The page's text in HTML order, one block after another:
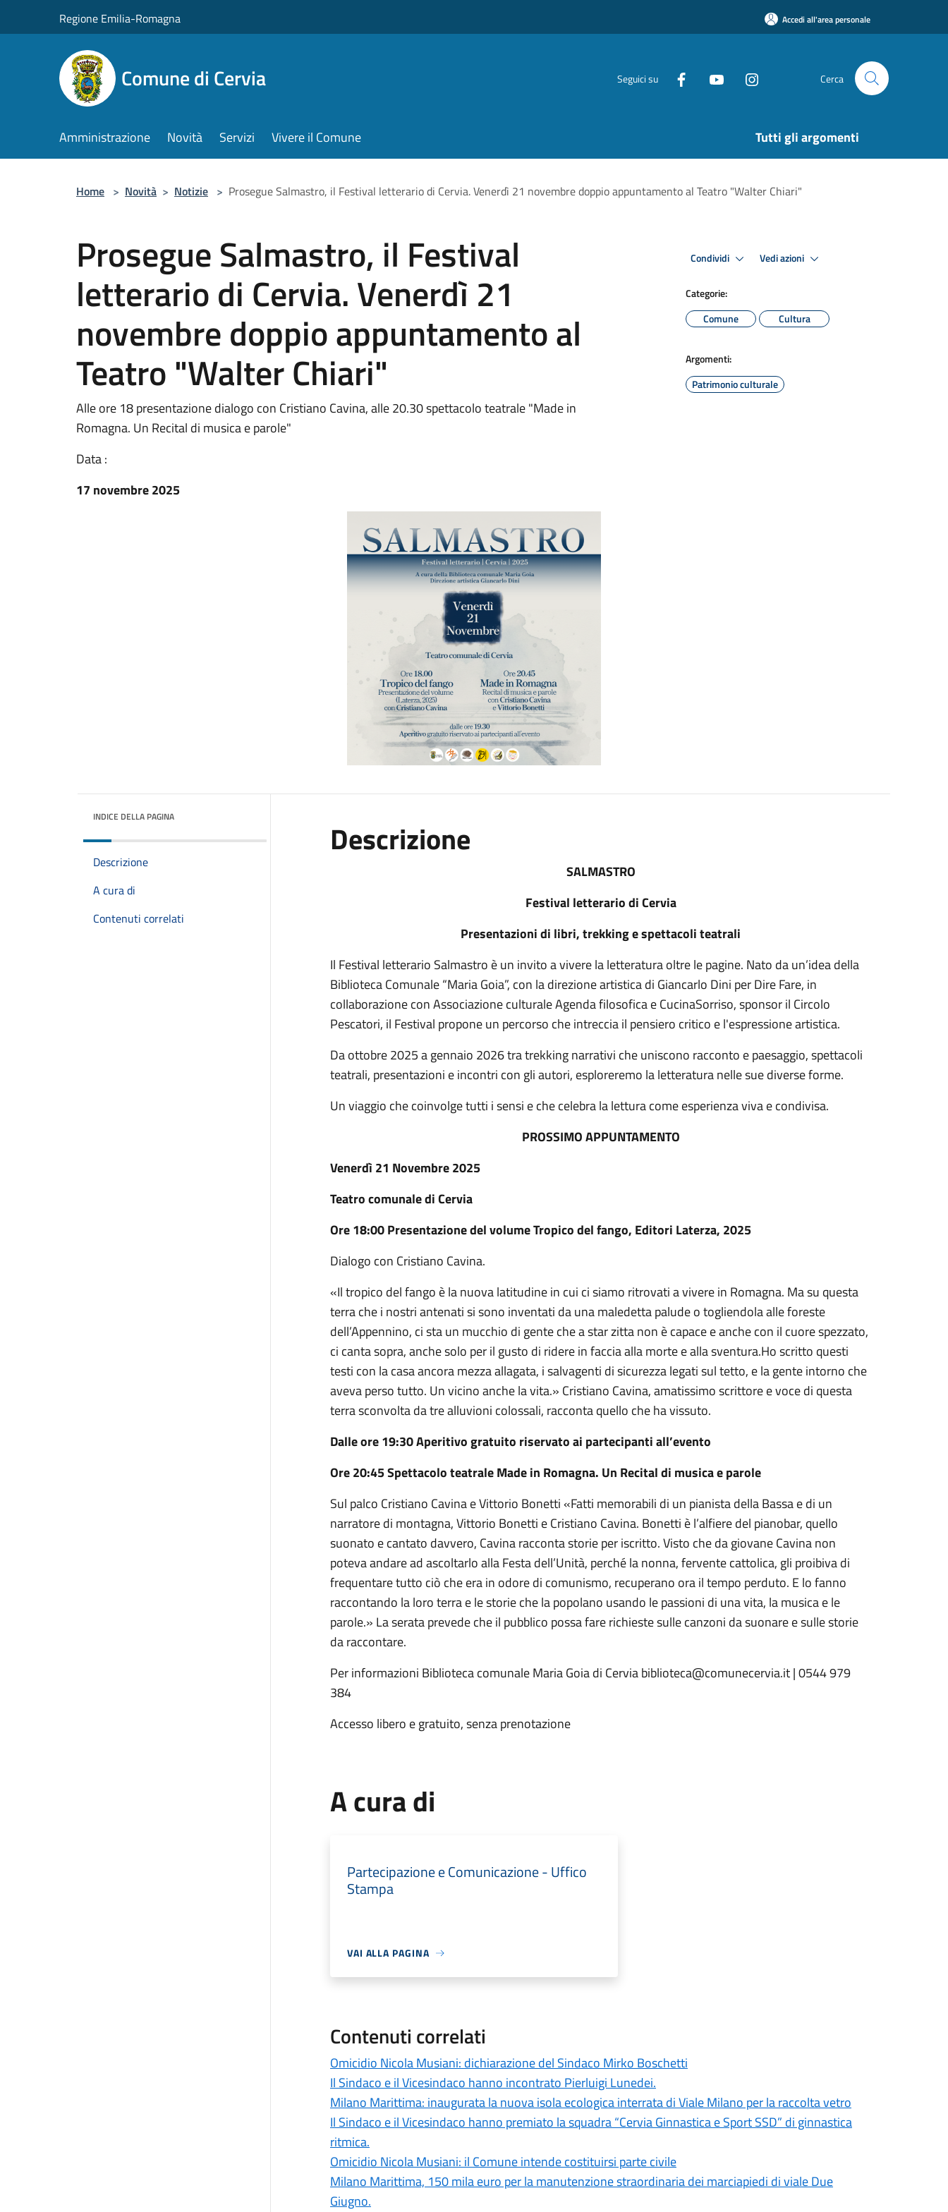
Regione Emilia-Romagna Accedi all'area personale
Comune di Cervia Seguici su Cerca
Amministrazione Novità Servizi Vivere il Comune Tutti gli argomenti
Home > Novità > Notizie > Prosegue Salmastro, il Festival letterario di Cervia. Venerdì 21 novembre doppio appuntamento al Teatro "Walter Chiari"
Prosegue Salmastro, il Festival
letterario di Cervia. Venerdì 21
novembre doppio appuntamento al
Teatro "Walter Chiari"
Alle ore 18 presentazione dialogo con Cristiano Cavina, alle 20.30 spettacolo teatrale "Made in
Romagna. Un Recital di musica e parole"
Data :
17 novembre 2025
Condividi Vedi azioni
Categorie:
Comune
Cultura
Argomenti:
Patrimonio culturale
INDICE DELLA PAGINA
Descrizione
A cura di
Contenuti correlati
Descrizione
SALMASTRO
Festival letterario di Cervia
Presentazioni di libri, trekking e spettacoli teatrali
Il Festival letterario Salmastro è un invito a vivere la letteratura oltre le pagine. Nato da un’idea della
Biblioteca Comunale “Maria Goia”, con la direzione artistica di Giancarlo Dini per Dire Fare, in
collaborazione con Associazione culturale Agenda filosofica e CucinaSorriso, sponsor il Circolo
Pescatori, il Festival propone un percorso che intreccia il pensiero critico e l'espressione artistica.
Da ottobre 2025 a gennaio 2026 tra trekking narrativi che uniscono racconto e paesaggio, spettacoli
teatrali, presentazioni e incontri con gli autori, esploreremo la letteratura nelle sue diverse forme.
Un viaggio che coinvolge tutti i sensi e che celebra la lettura come esperienza viva e condivisa.
PROSSIMO APPUNTAMENTO
Venerdì 21 Novembre 2025
Teatro comunale di Cervia
Ore 18:00 Presentazione del volume Tropico del fango, Editori Laterza, 2025
Dialogo con Cristiano Cavina.
«Il tropico del fango è la nuova latitudine in cui ci siamo ritrovati a vivere in Romagna. Ma su questa
terra che i nostri antenati si sono inventati da una maledetta palude o togliendola alle foreste
dell’Appennino, ci sta un mucchio di gente che a star zitta non è capace e anche con il cuore spezzato,
ci canta sopra, anche solo per il gusto di ridere in faccia alla morte e alla sventura.Ho scritto questi
testi con la casa ancora mezza allagata, i salvagenti di sicurezza legati sul tetto, e la gente intorno che
aveva perso tutto. Un vicino anche la vita.» Cristiano Cavina, amatissimo scrittore e voce di questa
terra sconvolta da tre alluvioni colossali, racconta quello che ha vissuto.
Dalle ore 19:30 Aperitivo gratuito riservato ai partecipanti all’evento
Ore 20:45 Spettacolo teatrale Made in Romagna. Un Recital di musica e parole
Sul palco Cristiano Cavina e Vittorio Bonetti «Fatti memorabili di un pianista della Bassa e di un
narratore di montagna, Vittorio Bonetti e Cristiano Cavina. Bonetti è l’alfiere del pianobar, quello
suonato e cantato davvero, Cavina racconta storie per iscritto. Visto che da giovane Cavina non
poteva andare ad ascoltarlo alla Festa dell’Unità, perché la nonna, fervente cattolica, gli proibiva di
frequentare tutto ciò che era in odore di comunismo, recuperano ora il tempo perduto. E lo fanno
raccontando la loro terra e le storie che la popolano usando le passioni di una vita, la musica e le
parole.» La serata prevede che il pubblico possa fare richieste sulle canzoni da suonare e sulle storie
da raccontare.
Per informazioni Biblioteca comunale Maria Goia di Cervia biblioteca@comunecervia.it | 0544 979
384
Accesso libero e gratuito, senza prenotazione
A cura di
Partecipazione e Comunicazione - Uffico
Stampa
VAI ALLA PAGINA
Contenuti correlati
Omicidio Nicola Musiani: dichiarazione del Sindaco Mirko Boschetti
Il Sindaco e il Vicesindaco hanno incontrato Pierluigi Lunedei.
Milano Marittima: inaugurata la nuova isola ecologica interrata di Viale Milano per la raccolta vetro
Il Sindaco e il Vicesindaco hanno premiato la squadra “Cervia Ginnastica e Sport SSD” di ginnastica
ritmica.
Omicidio Nicola Musiani: il Comune intende costituirsi parte civile
Milano Marittima, 150 mila euro per la manutenzione straordinaria dei marciapiedi di viale Due
Giugno.